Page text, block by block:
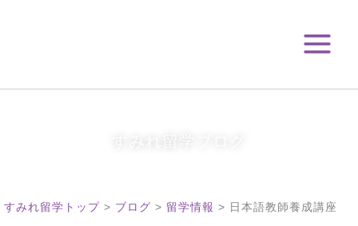
すみれ留学ブログ
すみれ留学トップ > ブログ > 留学情報 > 日本語教師養成講座
イ